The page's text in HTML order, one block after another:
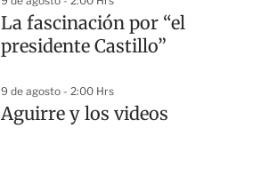
La fascinación por “el
presidente Castillo”
9 de agosto - 2:00 Hrs
Aguirre y los videos